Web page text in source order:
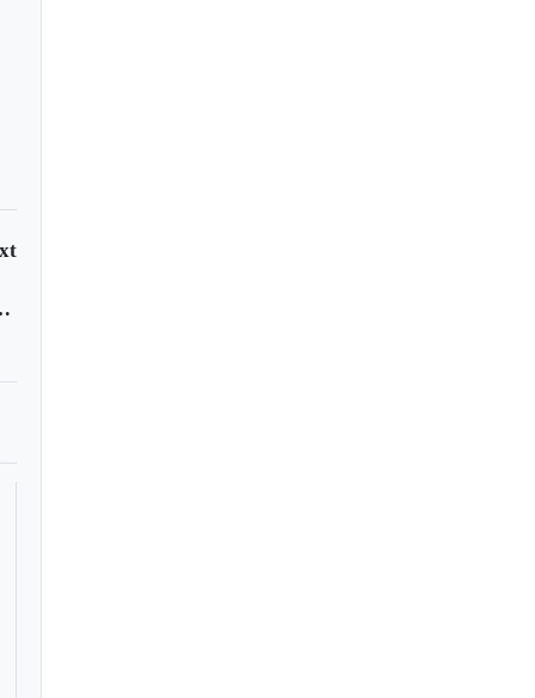
de junio de 2014